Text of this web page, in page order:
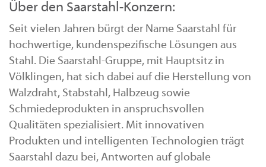
Über den Saarstahl-Konzern:
Seit vielen Jahren bürgt der Name Saarstahl für
hochwertige, kundenspezifische Lösungen aus
Stahl. Die Saarstahl-Gruppe, mit Hauptsitz in
Völklingen, hat sich dabei auf die Herstellung von
Walzdraht, Stabstahl, Halbzeug sowie
Schmiedeprodukten in anspruchsvollen
Qualitäten spezialisiert. Mit innovativen
Produkten und intelligenten Technologien trägt
Saarstahl dazu bei, Antworten auf globale